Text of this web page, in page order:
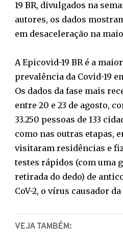
19 BR, divulgados na
autores, os dados
em desaceleração na
A Epicovid-19 BR é a
prevalência da Covid-19
Os dados da fase mais
entre 20 e 23 de agosto,
33.250 pessoas de 133
como nas outras etapas,
visitaram residências e
testes rápidos (com uma
retirada do dedo) de
CoV-2, o vírus causador da
VEJA TAMBÉM: